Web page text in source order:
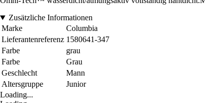
Zusätzliche Informationen
Marke
Columbia
Lieferantenreferenz 1580641-347
Farbe
grau
Farbe
Grau
Geschlecht
Mann
Altersgruppe
Junior
Loading...